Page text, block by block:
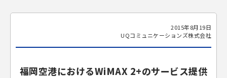
2015年8月19日
UQコミュニケーションズ株式会社
福岡空港におけるWiMAX 2+のサービス提供